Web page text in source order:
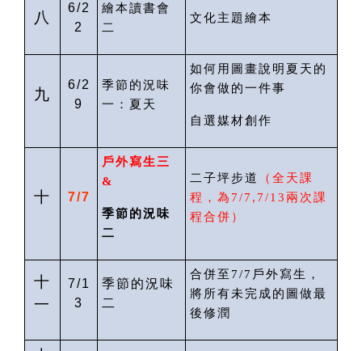
八
6/2
2
繪本讀書會
二
文化主題繪本
九
6/2
9
季節的況味
一：夏天
如何用圖畫說明夏天的
你會做的一件事
自選媒材創作
十 7/7
戶外寫生三
&
季節的況味
二
二子坪步道 （ 全天課
程 ，為 7/7 ,7/13 兩次課
程合併）
十
一
7/1
3
季節的況味
二
合併至 7/7 戶外寫生，
將所有未完成的圖做最
後修潤